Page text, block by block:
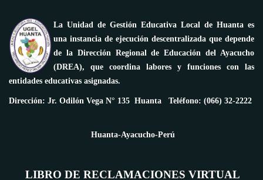
La Unidad de Gestión Educativa Local de Huanta es
una instancia de ejecución descentralizada que depende
de la Dirección Regional de Educación del Ayacucho
(DREA), que coordina labores y funciones con las
entidades educativas asignadas.
Dirección: Jr. Odilón Vega N° 135 Huanta Teléfono: (066) 32-2222
Huanta-Ayacucho-Perú
LIBRO DE RECLAMACIONES VIRTUAL